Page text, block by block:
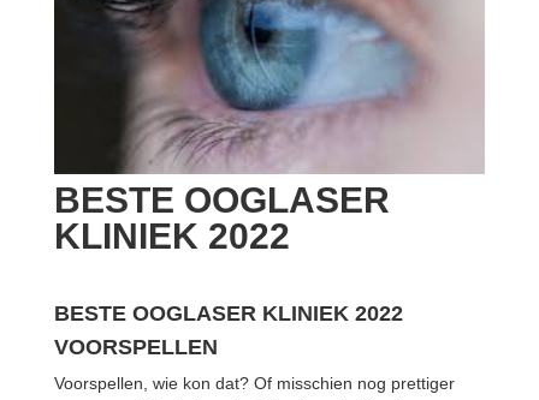
BESTE OOGLASER
KLINIEK 2022
BESTE OOGLASER KLINIEK 2022
VOORSPELLEN
Voorspellen, wie kon dat? Of misschien nog prettiger